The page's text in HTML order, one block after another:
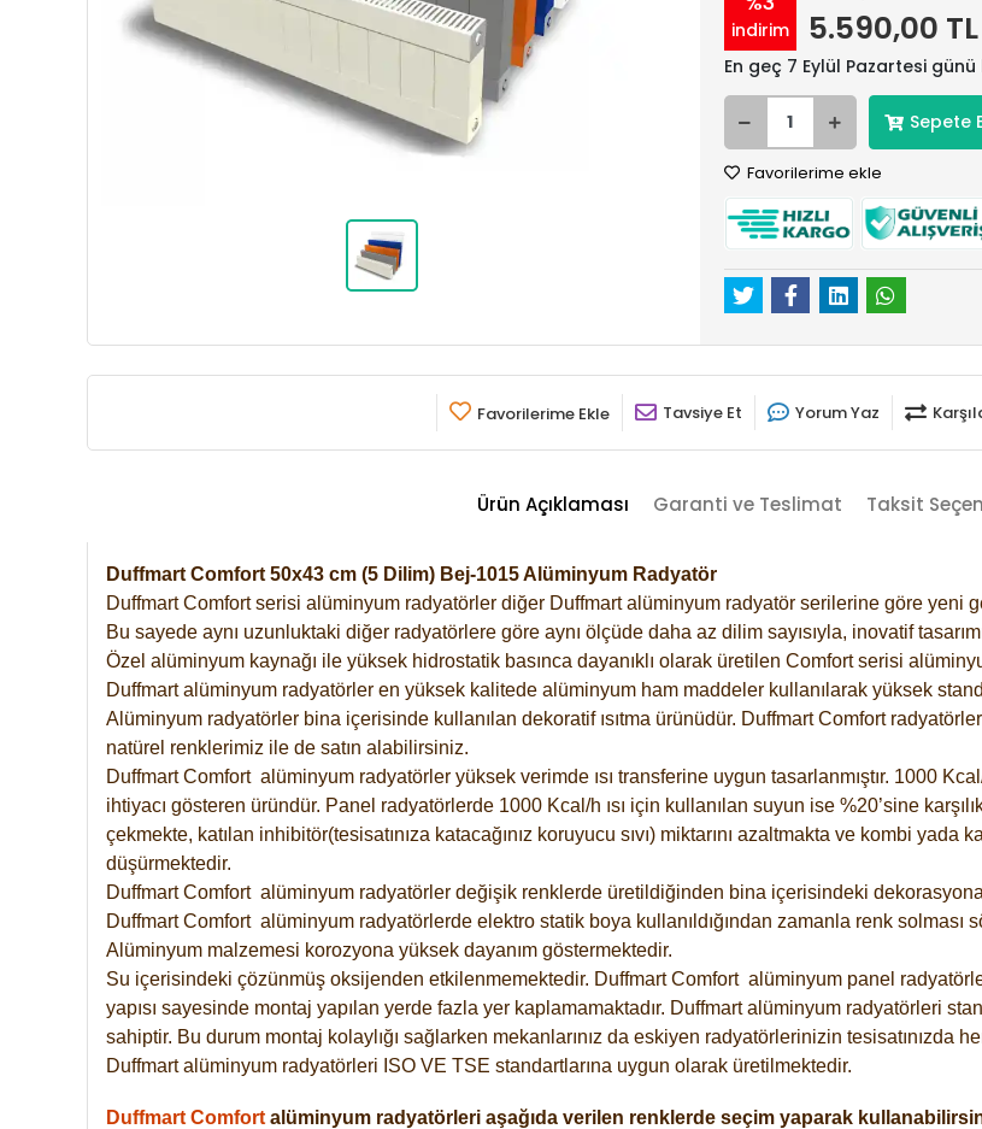
indirim 5.590,00 TL
En geç 7 Eylül Pazartesi
Sepete
Favorilerime ekle
Favorilerime Ekle Tavsiye Et Yorum Yaz
Ürün Açıklaması Garanti ve Teslimat Taksit
Duffmart Comfort 50x43 cm (5 Dilim) Bej-1015 Alüminyum Radyatör
Duffmart Comfort serisi alüminyum radyatörler diğer Duffmart alüminyum radyatör serilerine göre
Bu sayede aynı uzunluktaki diğer radyatörlere göre aynı ölçüde daha az dilim sayısıyla, inovatif
Özel alüminyum kaynağı ile yüksek hidrostatik basınca dayanıklı olarak üretilen Comfort serisi
Duffmart alüminyum radyatörler en yüksek kalitede alüminyum ham maddeler kullanılarak yüksek
Alüminyum radyatörler bina içerisinde kullanılan dekoratif ısıtma ürünüdür. Duffmart Comfort
natürel renklerimiz ile de satın alabilirsiniz.
Duffmart Comfort alüminyum radyatörler yüksek verimde ısı transferine uygun tasarlanmıştır. 1000
ihtiyacı gösteren üründür. Panel radyatörlerde 1000 Kcal/h ısı için kullanılan suyun ise %20’sine
çekmekte, katılan inhibitör(tesisatınıza katacağınız koruyucu sıvı) miktarını azaltmakta ve kombi
düşürmektedir.
Duffmart Comfort alüminyum radyatörler değişik renklerde üretildiğinden bina içerisindeki
DuffmartComfort alüminyum radyatörlerde elektro statik boya kullanıldığından zamanla renk solması
Alüminyum malzemesi korozyona yüksek dayanım göstermektedir.
Su içerisindeki çözünmüş oksijenden etkilenmemektedir. DuffmartComfort alüminyum panel
yapısı sayesinde montaj yapılan yerde fazla yer kaplamamaktadır. Duffmart alüminyum radyatörleri
sahiptir. Bu durum montaj kolaylığı sağlarken mekanlarınız da eskiyen radyatörlerinizin
Duffmart alüminyum radyatörleri ISO VE TSE standartlarına uygun olarak üretilmektedir.
Duffmart Comfort alüminyum radyatörleri aşağıda verilen renklerde seçim yaparak